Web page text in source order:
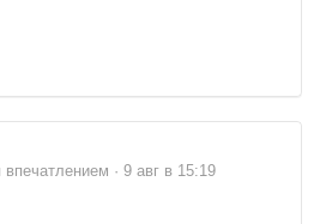
впечатлением · 9 авг в 15:19